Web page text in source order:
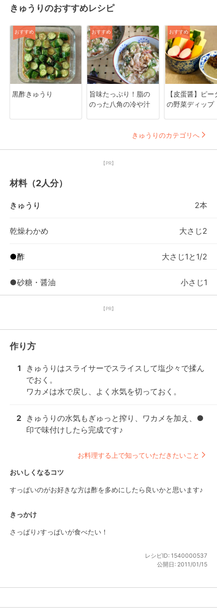
きゅうりのおすすめレシピ
おすすめ
黒酢きゅうり
おすすめ
旨味たっぷり！脂の
のった八角の冷や汁
おすすめ
【皮蛋醤】ピー
の野菜ディップ
きゅうりのカテゴリへ
【PR】
材料（2人分）
きゅうり 2本
乾燥わかめ 大さじ2
●酢 大さじ1と1/2
●砂糖・醤油 小さじ1
【PR】
作り方
1
きゅうりはスライサーでスライスして塩少々で揉ん
でおく。
ワカメは水で戻し、よく水気を切っておく。
2 きゅうりの水気もぎゅっと搾り、ワカメを加え、●
印で味付けしたら完成です♪
お料理する上で知っていただきたいこと
おいしくなるコツ
すっぱいのがお好きな方は酢を多めにしたら良いかと思います♪
きっかけ
さっぱり♪すっぱいが食べたい！
レシピID: 1540000537
公開日: 2011/01/15